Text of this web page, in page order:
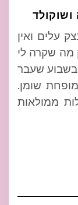
ושוקולד
עלים ואין
מה שקרה לי
שעבר
שומן.
ממולאות